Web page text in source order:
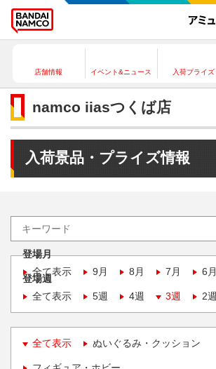
店舗情報 イベント&ニュース 入荷プライズ
namco iiasつくば店
入荷景品・プライズ情報
登場月
全て表示
9月 8月 7月 6月
登場週
全て表示
5週 4週 3週 2週
全て表示 ぬいぐるみ・クッション